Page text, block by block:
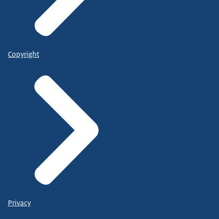
Copyright
Privacy